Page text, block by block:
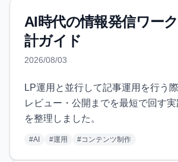
AI時代の情報発信ワー
計ガイド
2026/08/03
LP運用と並行して記事運用を行う
レビュー・公開までを最短で回す
を整理しました。
#AI #運用 #コンテンツ制作